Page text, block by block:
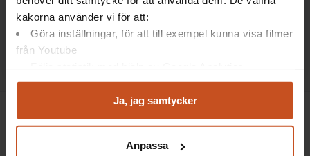
kakorna använder vi för att:
Göra inställningar, för att till exempel kunna visa filmer
från Youtube
Analysera trafik för att kunna visa riktad information
Du kan när som helst återta ditt godkännande genom att
integritet@suntarbetsliv.se.
Ja, jag samtycker
Anpassa
Här får du en snabb inblick i vad en skyddskommitté
är, vilka roller som ingår och vilket uppdrag den har.
17 november 2025